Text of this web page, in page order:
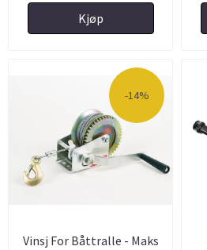
Kjøp
-14%
Vinsj For Båttralle - Maks